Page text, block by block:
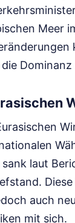
Meer
laut
auch
mit sich.